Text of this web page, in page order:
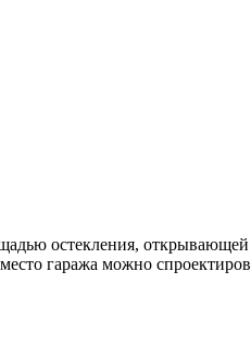
остекления,
гаража можно